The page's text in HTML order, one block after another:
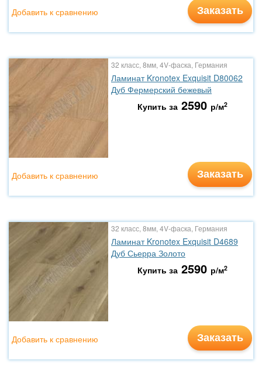
Заказать
Добавить к сравнению
32 класс, 8мм, 4V-фаска, Германия
Ламинат Kronotex Exquisit D80062
Дуб Фермерский бежевый
Купить за 2590 р/м2
Заказать
Добавить к сравнению
32 класс, 8мм, 4V-фаска, Германия
Ламинат Kronotex Exquisit D4689
Дуб Сьерра Золото
Купить за 2590 р/м2
Заказать
Добавить к сравнению